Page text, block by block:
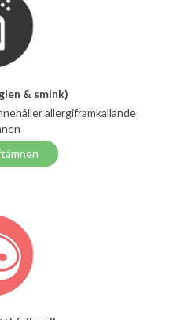
& smink)
allergiframkallande